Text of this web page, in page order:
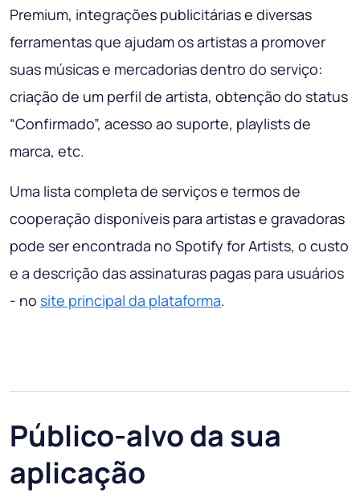
Premium, integrações publicitárias e diversas
ferramentas que ajudam os artistas a promover
suas músicas e mercadorias dentro do serviço:
criação de um perfil de artista, obtenção do status
“Confirmado”, acesso ao suporte, playlists de
marca, etc.
Uma lista completa de serviços e termos de
cooperação disponíveis para artistas e gravadoras
pode ser encontrada no Spotify for Artists, o custo
e a descrição das assinaturas pagas para usuários
- no site principal da plataforma.
Público-alvo da sua
aplicação